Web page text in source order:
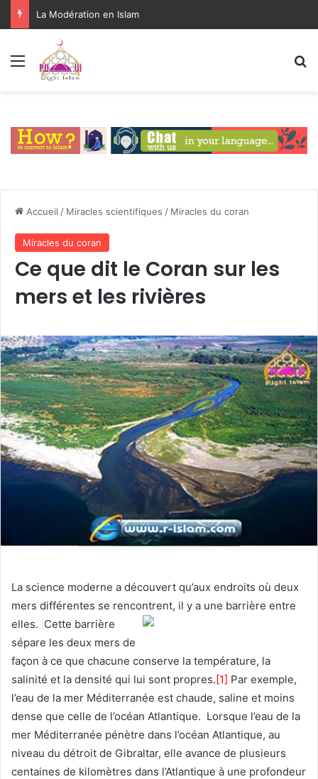
La Modération en Islam
Menu
Accueil / Miracles scientifiques / Miracles du coran
Miracles du coran
Ce que dit le Coran sur les
mers et les rivières
La science moderne a découvert qu’aux endroits où deux
mers différentes se rencontrent, il y a une barrière entre
elles. Cette barrière
sépare les deux mers de
façon à ce que chacune conserve la température, la
salinité et la densité qui lui sont propres.[1] Par exemple,
l’eau de la mer Méditerranée est chaude, saline et moins
dense que celle de l’océan Atlantique. Lorsque l’eau de la
mer Méditerranée pénètre dans l’océan Atlantique, au
niveau du détroit de Gibraltar, elle avance de plusieurs
centaines de kilomètres dans l’Atlantique à une profondeur